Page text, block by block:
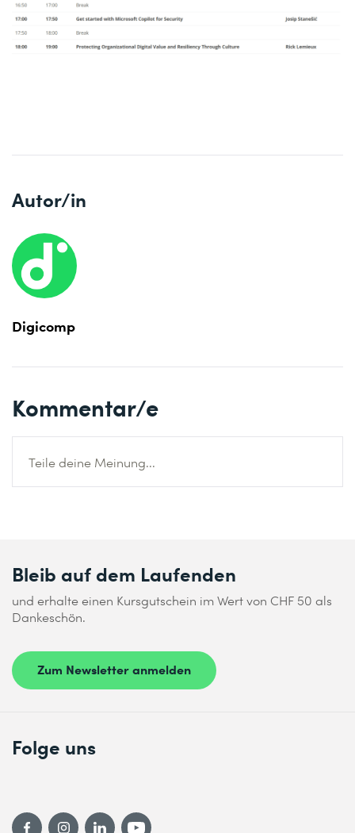
Autor/in
Digicomp
Kommentar/e
Teile deine Meinung...
Bleib auf dem Laufenden
und erhalte einen Kursgutschein im Wert von CHF 50 als
Dankeschön.
Zum Newsletter anmelden
Folge uns